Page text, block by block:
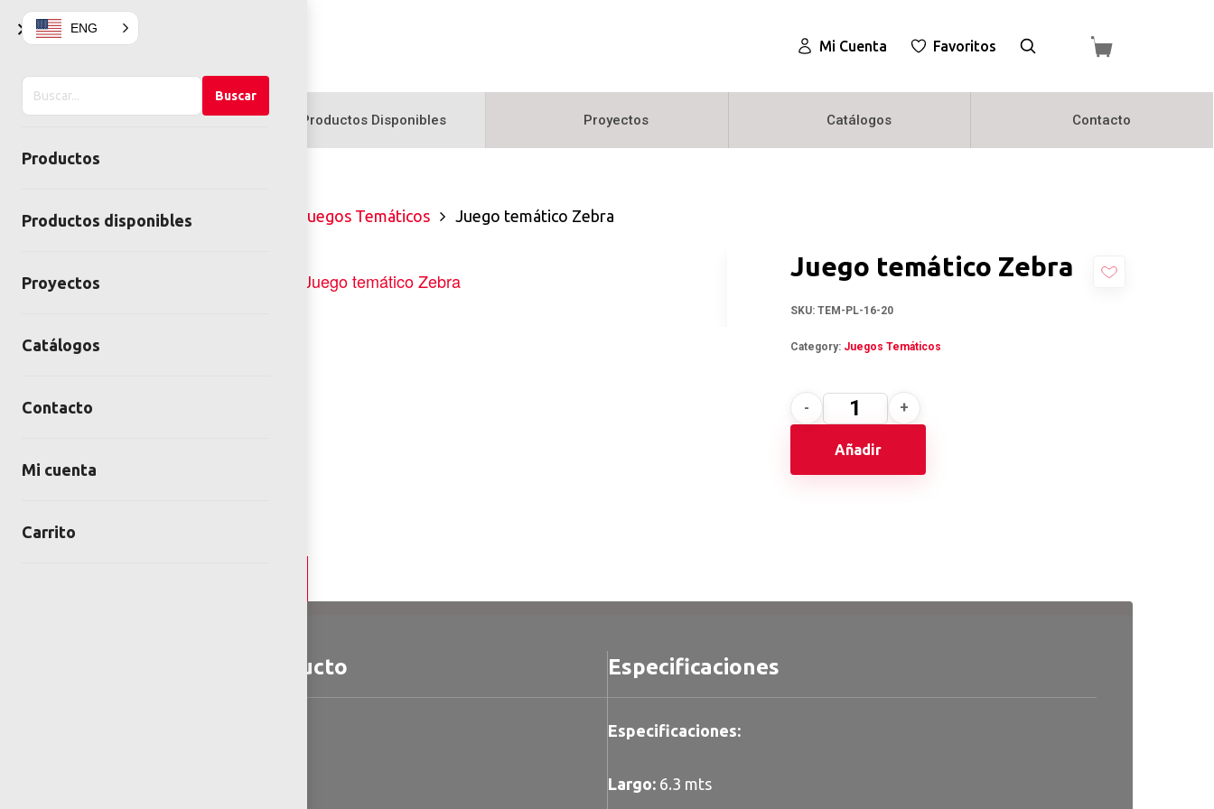
Mi Cuenta Favoritos
Productos Productos Disponibles Proyectos Catálogos Contacto
Home Juegos infantiles Juegos Temáticos Juego temático Zebra
Juego temático Zebra
SKU: TEM-PL-16-20
Category: Juegos Temáticos
Añadir
Detalles del producto Especificaciones
Especificaciones:
Largo:6.3 mts
×
Buscar
en
Buscar
Productos
Productos disponibles
Proyectos
Catálogos
Contacto
Mi cuenta
Carrito
ENG